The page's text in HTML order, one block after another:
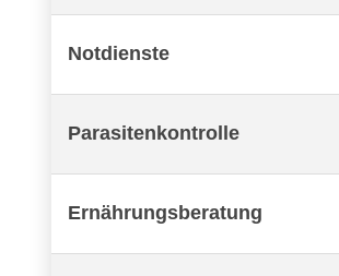
Notdienste
Parasitenkontrolle
Ernährungsberatung